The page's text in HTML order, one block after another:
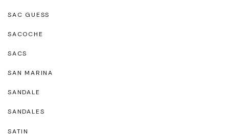
SAC GUESS
SACOCHE
SACS
SAN MARINA
SANDALE
SANDALES
SATIN